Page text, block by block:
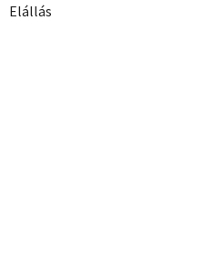
Elállás